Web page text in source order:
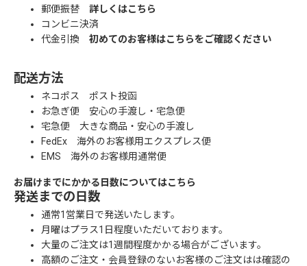
郵便振替 詳しくはこちら
コンビニ決済
代金引換 初めてのお客様はこちらをご確認ください
配送方法
ネコポス ポスト投函
お急ぎ便 安心の手渡し・宅急便
宅急便 大きな商品・安心の手渡し
FedEx 海外のお客様用エクスプレス便
EMS 海外のお客様用通常便
お届けまでにかかる日数についてはこちら
発送までの日数
通常1営業日で発送いたします。
月曜はプラス1日程度いただいております。
大量のご注文は1週間程度かかる場合がございます。
高額のご注文・会員登録のないお客様のご注文はは確認の